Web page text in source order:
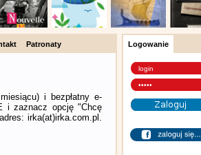
Patronaty
i bezpłatny e-
i zaznacz opcję "Chcę
irka(at)irka.com.pl.
Logowanie